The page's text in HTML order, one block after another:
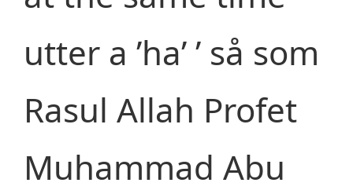
utter a ’ha’ ’ så som
Rasul Allah Profet
Muhammad Abu